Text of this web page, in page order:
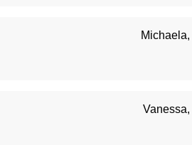
Michaela,
Vanessa,